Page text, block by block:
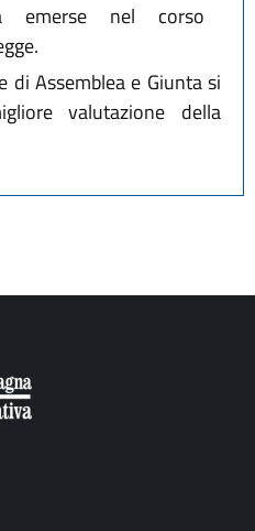
emerse nel corso
Assemblea e Giunta si
valutazione della